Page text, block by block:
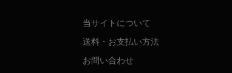
当サイトについて
送料・お支払い方法
お問い合わせ